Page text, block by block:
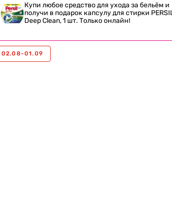
Купи любое средство для ухода за бельём и
получи в подарок капсулу для стирки
Deep Clean, 1 шт. Только онлайн!
02.08-01.09